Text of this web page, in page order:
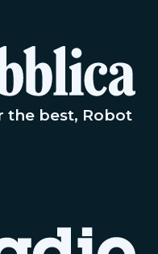
the best, Robot